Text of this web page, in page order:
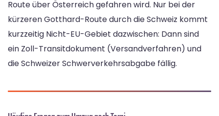
Route über Österreich gefahren wird. Nur bei der
kürzeren Gotthard-Route durch die Schweiz kommt
kurzzeitig Nicht-EU-Gebiet dazwischen: Dann sind
ein Zoll-Transitdokument (Versandverfahren) und
die Schweizer Schwerverkehrsabgabe fällig.